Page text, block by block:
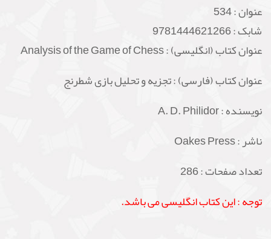
عنوان :534
شابک :9781444621266
عنوان کتاب (انگلیسی) : Analysis of the Game of Chess
عنوان کتاب (فارسی) : تجزیه و تحلیل بازی شطرنج
نویسنده : A. D. Philidor
ناشر : Oakes Press
تعداد صفحات : 286
توجه : این کتاب انگلیسی می باشد.